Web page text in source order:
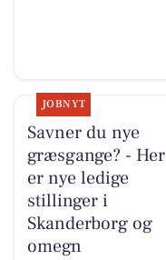
JOBNYT
Savner du nye
græsgange? - Her
er nye ledige
stillinger i
Skanderborg og
omegn